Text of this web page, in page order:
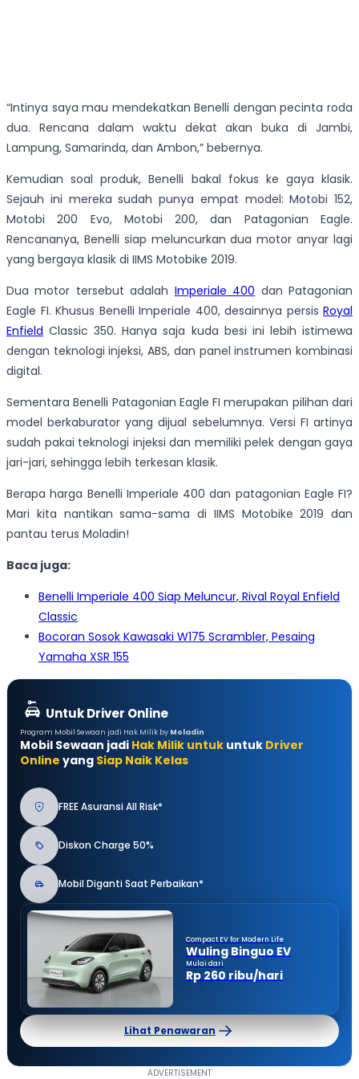
“Intinya saya mau mendekatkan Benelli dengan pecinta roda
dua. Rencana dalam waktu dekat akan buka di Jambi,
Lampung, Samarinda, dan Ambon,” bebernya.
Kemudian soal produk, Benelli bakal fokus ke gaya klasik.
Sejauh ini mereka sudah punya empat model: Motobi 152,
Motobi 200 Evo, Motobi 200, dan Patagonian Eagle.
Rencananya, Benelli siap meluncurkan dua motor anyar lagi
yang bergaya klasik di IIMS Motobike 2019.
Dua motor tersebut adalah Imperiale 400 dan Patagonian
Eagle FI. Khusus Benelli Imperiale 400, desainnya persis Royal
Enfield Classic 350. Hanya saja kuda besi ini lebih istimewa
dengan teknologi injeksi, ABS, dan panel instrumen kombinasi
digital.
Sementara Benelli Patagonian Eagle FI merupakan pilihan dari
model berkaburator yang dijual sebelumnya. Versi FI artinya
sudah pakai teknologi injeksi dan memiliki pelek dengan gaya
jari-jari, sehingga lebih terkesan klasik.
Berapa harga Benelli Imperiale 400 dan patagonian Eagle FI?
Mari kita nantikan sama-sama di IIMS Motobike 2019 dan
pantau terus Moladin!
Baca juga:
Benelli Imperiale 400 Siap Meluncur, Rival Royal Enfield
Classic
Bocoran Sosok Kawasaki W175 Scrambler, Pesaing
Yamaha XSR 155
Untuk Driver Online
Program Mobil Sewaan jadi Hak Milik by Moladin
Mobil Sewaan jadi Hak Milik untuk untuk Driver
Online yang Siap Naik Kelas
FREE Asuransi All Risk*
Diskon Charge 50%
Mobil Diganti Saat Perbaikan*
Compact EV for Modern Life
Wuling Binguo EV
Mulai dari
Rp 260 ribu/hari
Lihat Penawaran